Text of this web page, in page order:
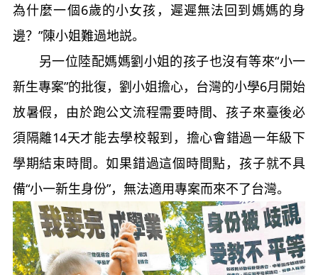
為什麼一個6歲的小女孩，遲遲無法回到媽媽的身
邊？”陳小姐難過地説。
另一位陸配媽媽劉小姐的孩子也沒有等來“小一
新生專案”的批復，劉小姐擔心，台灣的小學6月開始
放暑假，由於跑公文流程需要時間、孩子來臺後必
須隔離14天才能去學校報到，擔心會錯過一年級下
學期結束時間。如果錯過這個時間點，孩子就不具
備“小一新生身份”，無法適用專案而來不了台灣。